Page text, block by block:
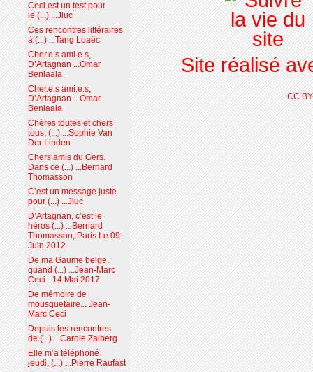
Ceci est un test pour
le (...) ...Jluc
Ces rencontres littéraires
à (...) ...Tang Loaëc
Cher.e.s ami.e.s,
D’Artagnan ...Omar
Benlaala
Cher.e.s ami.e.s,
D’Artagnan ...Omar
Benlaala
Chères toutes et chers
tous, (...) ...Sophie Van
Der Linden
Chers amis du Gers.
Dans ce (...) ...Bernard
Thomasson
C’est un message juste
pour (...) ...Jluc
D’Artagnan, c’est le
héros (...) ...Bernard
Thomasson, Paris Le 09
Juin 2012
De ma Gaume belge,
quand (...) ...Jean-Marc
Ceci - 14 Mai 2017
De mémoire de
mousquetaire... Jean-
Marc Ceci
Depuis les rencontres
de (...) ...Carole Zalberg
Elle m’a téléphoné
jeudi, (...) ...Pierre Raufast
Site réalisé
CC